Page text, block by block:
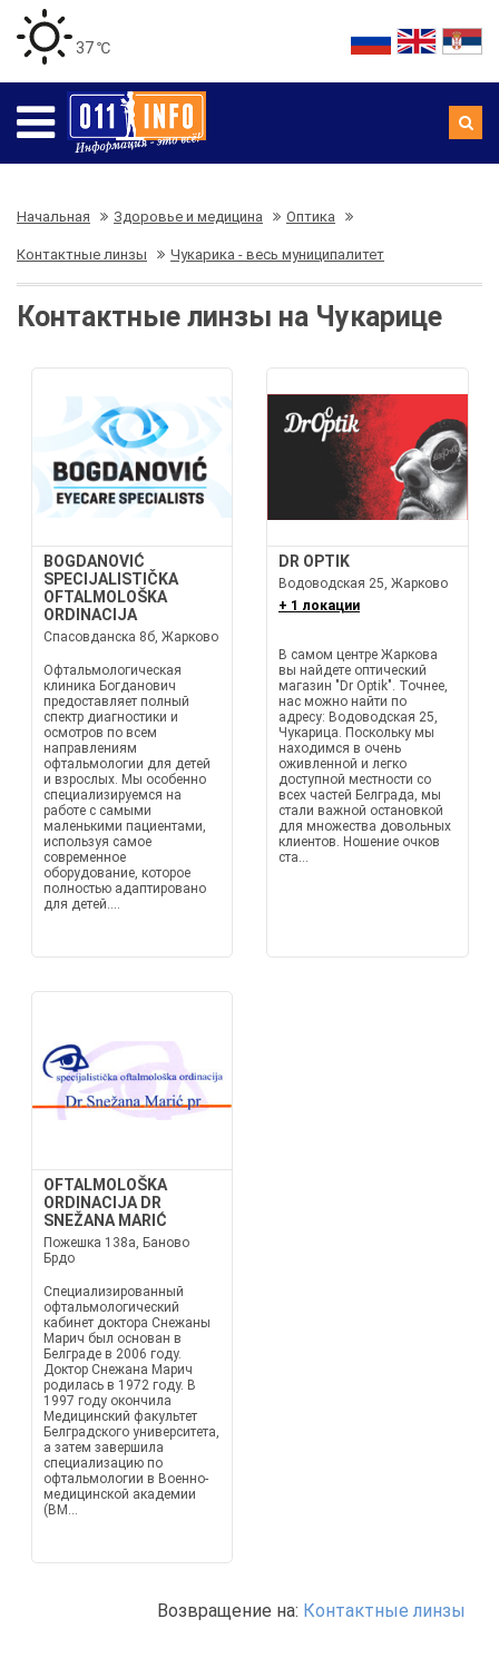
37 ℃
Начальная Здоровье и медицина Оптика
Контактные линзы Чукарика - весь муниципалитет
Контактные линзы на Чукарице
BOGDANOVIĆ
SPECIJALISTIČKA
OFTALMOLOŠKA
ORDINACIJA
Спасовданска 8б, Жарково
Офтальмологическая
клиника Богданович
предоставляет полный
спектр диагностики и
осмотров по всем
направлениям
офтальмологии для детей
и взрослых. Мы особенно
специализируемся на
работе с самыми
маленькими пациентами,
используя самое
современное
оборудование, которое
полностью адаптировано
для детей....
DR OPTIK
Водоводская 25, Жарково
+ 1 локации
В самом центре Жаркова
вы найдете оптический
магазин "Dr Optik". Точнее,
нас можно найти по
адресу: Водоводская 25,
Чукарица. Поскольку мы
находимся в очень
оживленной и легко
доступной местности со
всех частей Белграда, мы
стали важной остановкой
для множества довольных
клиентов. Ношение очков
ста...
OFTALMOLOŠKA
ORDINACIJA DR
SNEŽANA MARIĆ
Пожешка 138a, Баново
Брдо
Специализированный
офтальмологический
кабинет доктора Снежаны
Марич был основан в
Белграде в 2006 году.
Доктор Снежана Марич
родилась в 1972 году. В
1997 году окончила
Медицинский факультет
Белградского университета,
а затем завершила
специализацию по
офтальмологии в Военно-
медицинской академии
(ВМ...
Возвращение на: Контактные линзы